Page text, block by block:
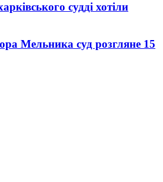
судді хотіли
Мельника суд розгляне 15